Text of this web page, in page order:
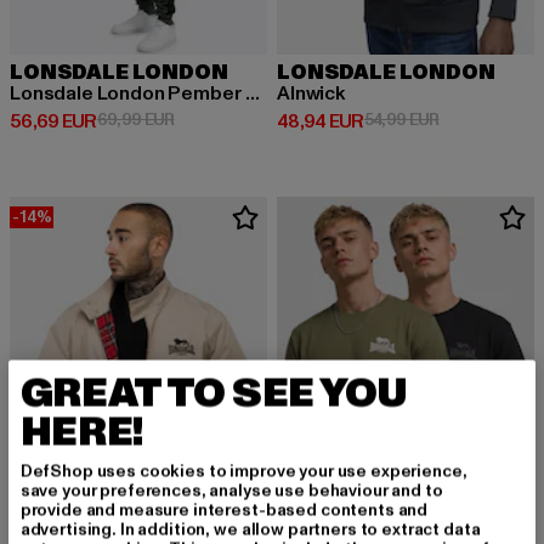
LONSDALE LONDON
Lonsdale London Pember Jogginganzüge
56,69 EUR
Derzeitiger Preis: 56,69 EUR
69,99 EURAktionspreis: 69,99 EUR
LONSDALE LONDON
Alnwick
48,94 EUR
Derzeitiger Preis: 48,94 EUR
54,99 EURAktionspreis:
-14%
GREAT TO SEE YOU
HERE!
DefShop uses cookies to improve your use experience,
save your preferences, analyse use behaviour and to
provide and measure interest-based contents and
advertising. In addition, we allow partners to extract data